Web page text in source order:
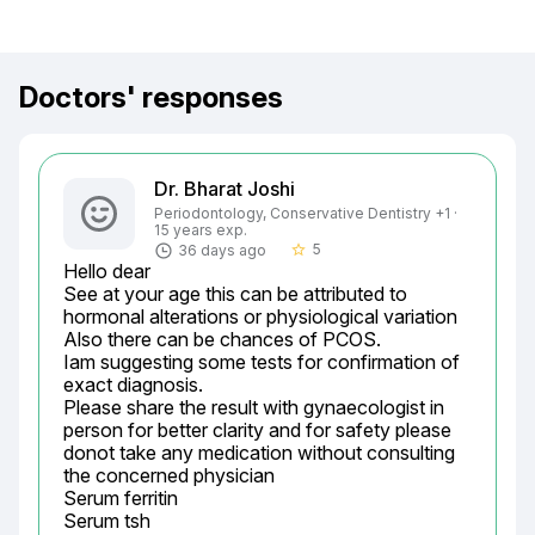
Doctors' responses
Dr. Bharat Joshi
Periodontology, Conservative Dentistry +1 ·
15 years exp.
36 days ago
star_border 5
Hello dear
See at your age this can be attributed to
hormonal alterations or physiological variation
Also there can be chances of PCOS.
Iam suggesting some tests for confirmation of
exact diagnosis.
Please share the result with gynaecologist in
person for better clarity and for safety please
donot take any medication without consulting
the concerned physician
Serum ferritin
Serum tsh